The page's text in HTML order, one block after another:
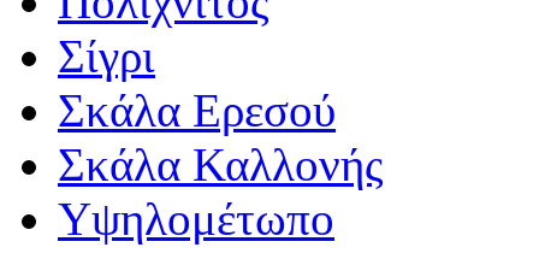
Σίγρι
Σκάλα Ερεσού
Σκάλα Καλλονής
Υψηλομέτωπο